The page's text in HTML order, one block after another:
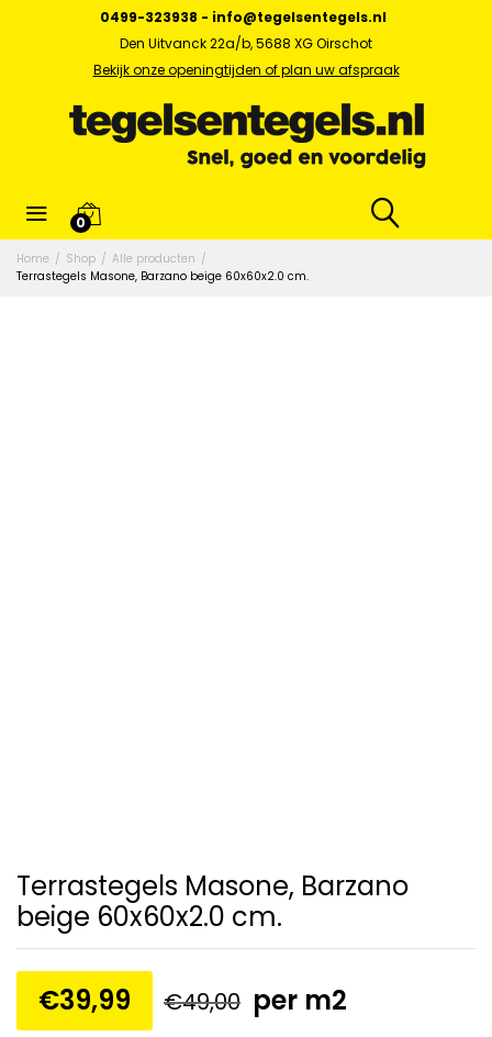
0499-323938 - info@tegelsentegels.nl
Den Uitvanck 22a/b, 5688 XG Oirschot
Bekijk onze openingtijden of plan uw afspraak
0
Home / Shop / Alle producten /
Terrastegels Masone, Barzano beige 60x60x2.0 cm.
Terrastegels Masone, Barzano
beige 60x60x2.0 cm.
€39,99 €49,00 per m2